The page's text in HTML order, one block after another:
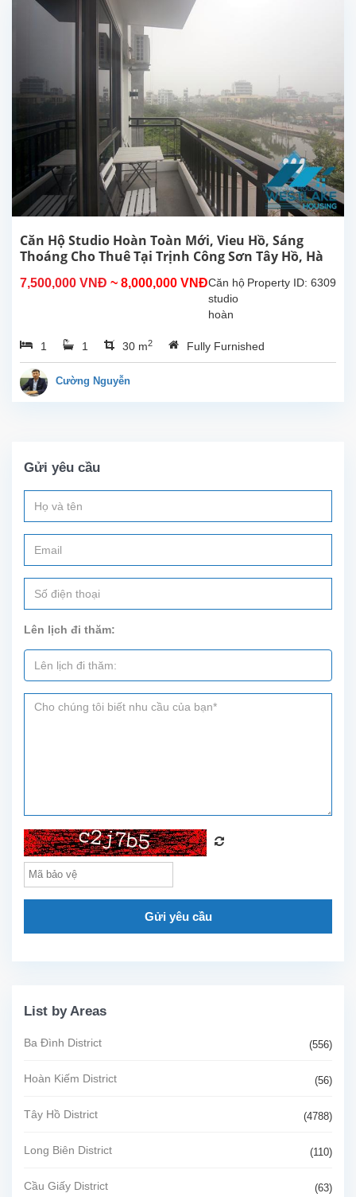
căn hộ
đươc
lắp đặt
các
trang
thiết bị,
nội
thất...
Căn Hộ Studio Hoàn Toàn Mới, Vieu Hồ, Sáng
Thoáng Cho Thuê Tại Trịnh Công Sơn Tây Hồ, Hà
7,500,000 VNĐ ~ 8,000,000 VNĐ Property ID: 6309
Căn hộ
studio
hoàn
mới tại
Trịnh
hoạt
nội thất
mới
sàng
công
1 1 30 m2 Fully Furnished
Cường Nguyễn
Gửi yêu cầu
Lên lịch đi thăm:
Gửi yêu cầu
List by Areas
Ba Đình District (556)
Hoàn Kiếm District (56)
Tây Hồ District (4788)
Long Biên District (110)
Cầu Giấy District (63)